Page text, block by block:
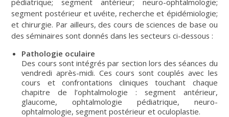
segment postérieur et uvéite, recherche et épidémiologie;
et chirurgie. Par ailleurs, des cours de sciences de base ou
des séminaires sont donnés dans les secteurs ci-dessous :
Pathologie oculaire
Des cours sont intégrés par section lors des séances du
vendredi après-midi. Ces cours sont couplés avec les
cours et confrontations cliniques touchant chaque
chapitre de l’ophtalmologie : segment antérieur,
glaucome, ophtalmologie pédiatrique, neuro-
ophtalmologie, segment postérieur et oculoplastie.